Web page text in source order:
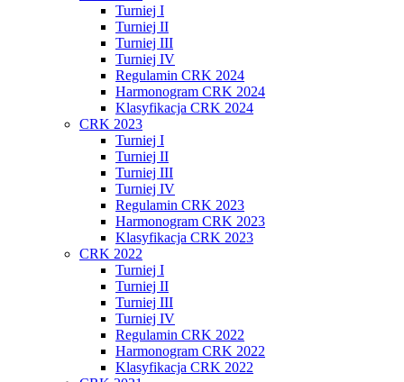
Turniej I
Turniej II
Turniej III
Turniej IV
Regulamin CRK 2024
Harmonogram CRK 2024
Klasyfikacja CRK 2024
CRK 2023
Turniej I
Turniej II
Turniej III
Turniej IV
Regulamin CRK 2023
Harmonogram CRK 2023
Klasyfikacja CRK 2023
CRK 2022
Turniej I
Turniej II
Turniej III
Turniej IV
Regulamin CRK 2022
Harmonogram CRK 2022
Klasyfikacja CRK 2022